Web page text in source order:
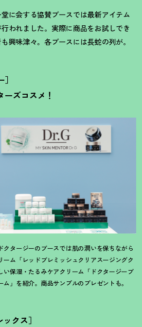
に会する協賛ブースでは最新アイテム
われました。実際に商品をお試しでき
興味津々。各ブースには長蛇の列が。
ーズコスメ ！
クタージーのブースでは肌の潤いを保ちながら
ーム「レッドブレミッシュクリアスージングク
い保湿・たるみケアクリーム「ドクタージーブ
ム」を紹介。商品サンプルのプレゼントも。
クス］